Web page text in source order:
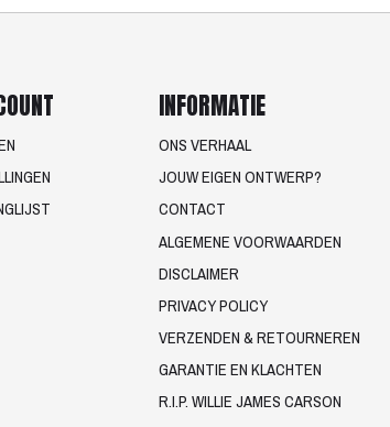
INFORMATIE
ONS VERHAAL
JOUW EIGEN ONTWERP?
CONTACT
ALGEMENE VOORWAARDEN
DISCLAIMER
PRIVACY POLICY
VERZENDEN & RETOURNEREN
GARANTIE EN KLACHTEN
R.I.P. WILLIE JAMES CARSON